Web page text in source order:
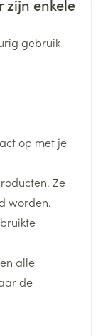
- 25°C)
zijn enkele
gebruik
op met je
Ze
worden.
alle
de